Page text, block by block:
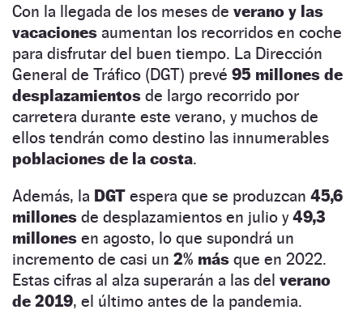
Con la llegada de los meses de verano y las
vacaciones aumentan los recorridos en coche
para disfrutar del buen tiempo. La Dirección
General de Tráfico (DGT) prevé 95 millones de
desplazamientos de largo recorrido por
carretera durante este verano, y muchos de
ellos tendrán como destino las innumerables
poblaciones de la costa.
Además, la DGT espera que se produzcan 45,6
millones de desplazamientos en julio y49,3
millones en agosto, lo que supondrá un
incremento de casi un 2% más que en 2022.
Estas cifras al alza superarán a las del verano
de 2019, el último antes de la pandemia.